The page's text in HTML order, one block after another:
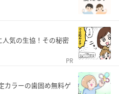
人気の生協！その秘密
PR
カラーの歯固め無料ゲ